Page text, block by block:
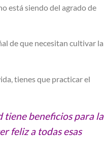
está siendo del agrado de
de que necesitan cultivar la
tienes que practicar el
beneficios para la
feliz a todas esas